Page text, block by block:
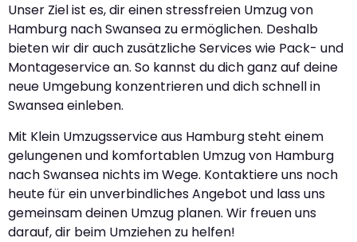
Unser Ziel ist es, dir einen stressfreien Umzug von
Hamburg nach Swansea zu ermöglichen. Deshalb
bieten wir dir auch zusätzliche Services wie Pack- und
Montageservice an. So kannst du dich ganz auf deine
neue Umgebung konzentrieren und dich schnell in
Swansea einleben.
Mit Klein Umzugsservice aus Hamburg steht einem
gelungenen und komfortablen Umzug von Hamburg
nach Swansea nichts im Wege. Kontaktiere uns noch
heute für ein unverbindliches Angebot und lass uns
gemeinsam deinen Umzug planen. Wir freuen uns
darauf, dir beim Umziehen zu helfen!